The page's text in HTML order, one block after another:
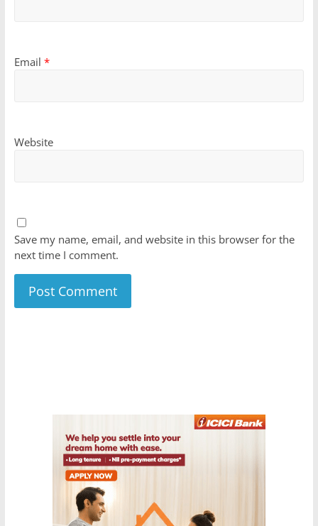
Email *
Website
Save my name, email, and website in this browser for the
next time I comment.